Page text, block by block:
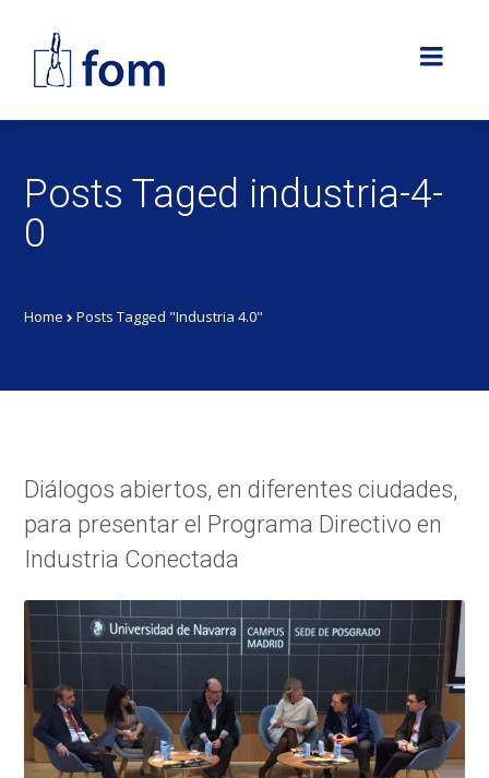
Posts Taged industria-4-
0
Home Posts Tagged "Industria 4.0"
Diálogos abiertos, en diferentes ciudades,
para presentar el Programa Directivo en
Industria Conectada